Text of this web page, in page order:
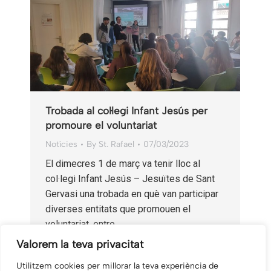
Valorem la teva privacitat
Utilitzem cookies per millorar la teva experiència de
Trobada al col·legi Infant Jesús per
promoure el voluntariat
Notícies By St. Rafael 07/03/2023
El dimecres 1 de març va tenir lloc al
col·legi Infant Jesús – Jesuïtes de Sant
Gervasi una trobada en què van participar
diverses entitats que promouen el
voluntariat, entre…